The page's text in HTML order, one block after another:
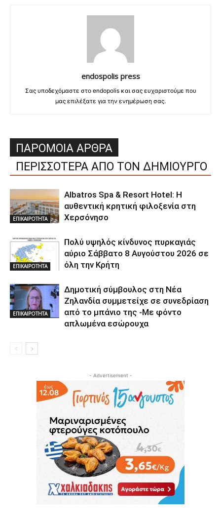
endospolis press
Σας υποδεχόμαστε στο endopolis και σας ευχαριστούμε που
μας επιλέξατε για την ενημέρωση σας.
ΠΑΡΟΜΟΙΑ ΑΡΘΡΑ
ΠΕΡΙΣΣΟΤΕΡΑ ΑΠΟ ΤΟΝ ΔΗΜΙΟΥΡΓΟ
ΕΠΙΚΑΙΡΟΤΗΤΑ
Albatros Spa & Resort Hotel: Η
αυθεντική κρητική φιλοξενία στη
Χερσόνησο
ΕΠΙΚΑΙΡΟΤΗΤΑ
Πολύ υψηλός κίνδυνος πυρκαγιάς
αύριο Σάββατο 8 Αυγούστου 2026 σε
όλη την Κρήτη
ΕΠΙΚΑΙΡΟΤΗΤΑ
Δημοτική σύμβουλος στη Νέα
Ζηλανδία συμμετείχε σε συνεδρίαση
από το μπάνιο της -Με φόντο
απλωμένα εσώρουχα
- Advertisement -